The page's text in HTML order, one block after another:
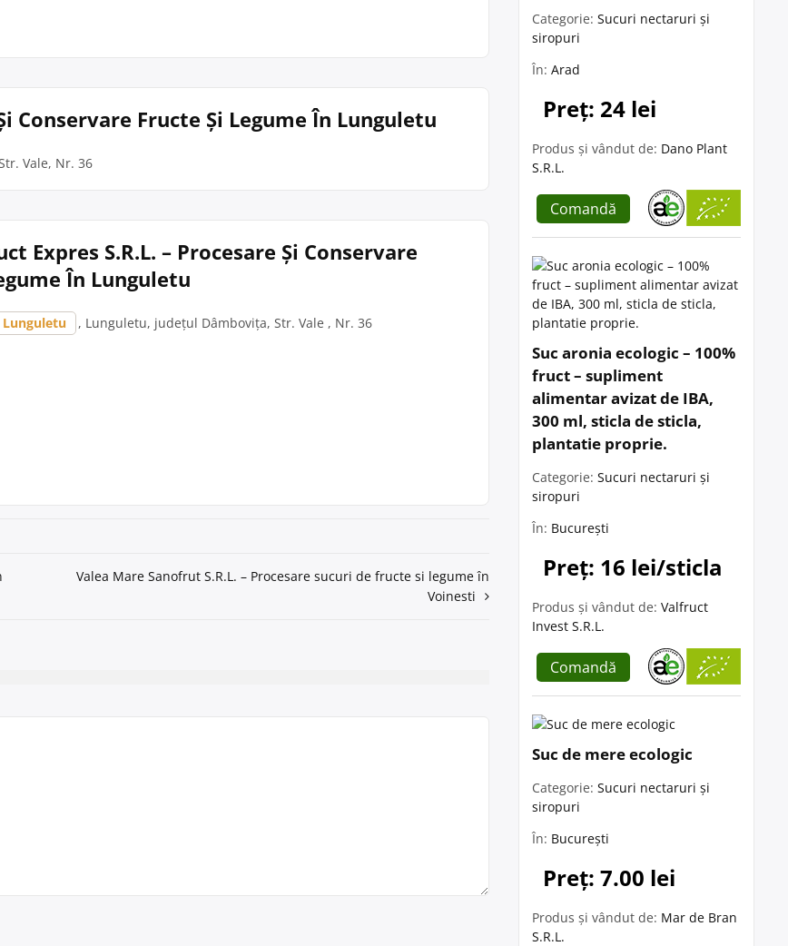
Conservare Fructe Și Legume În Lunguletu
Vale, Nr. 36
Expres S.R.L. – Procesare Și Conservare
În Lunguletu
Lunguletu , Lunguletu, județul Dâmbovița, Str. Vale , Nr. 36
Valea Mare Sanofrut S.R.L. – Procesare sucuri de fructe si legume în
Voinesti
Categorie: Sucuri nectaruri și
siropuri
În: Arad
Preț: 24 lei
Produs și vândut de: Dano Plant
S.R.L.
Comandă
Suc aronia ecologic – 100%
fruct – supliment
alimentar avizat de IBA,
300 ml, sticla de sticla,
plantatie proprie.
Categorie: Sucuri nectaruri și
siropuri
În: București
Preț: 16 lei/sticla
Produs și vândut de: Valfruct
Invest S.R.L.
Comandă
Suc de mere ecologic
Categorie: Sucuri nectaruri și
siropuri
În: București
Preț: 7.00 lei
Produs și vândut de: Mar de Bran
S.R.L.